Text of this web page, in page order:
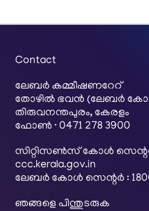
Contact
ലേബര്‍ കമ്മീഷണറേറ്
തോഴിൽ ഭവൻ (ലേബർ
തിരുവനന്തപുരം, കേരളം
ഫോൺ · 0471 278 3900
സിറ്റിസൺസ് കോൾ സെന്റർ :
ccc.kerala.gov.in
ലേബർ കോൾ സെന്റർ : 1800
ഞങ്ങളെ പിന്തുടരുക